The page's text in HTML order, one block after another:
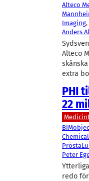
Alteco
Imaging,
Anders
Alteco
extra
PHI
22
Chemical
Peter
redo